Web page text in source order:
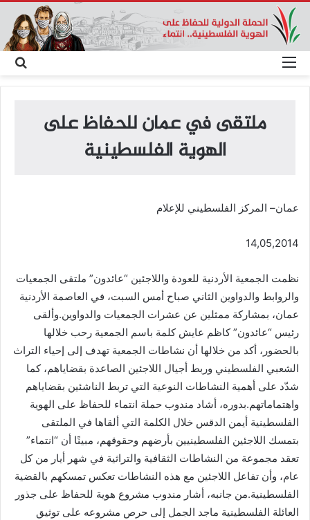
عن
القائمة
ملتقى في عمان للحفاظ على
الهوية الفلسطينية
عمان– المركز الفلسطيني للإعلام
14,05,2014
نظمت الجمعية الأردنية للعودة واللاجئين “عائدون” ملتقى الجمعيات
والروابط والدواوين الثاني صباح أمس السبت، في العاصمة الأردنية
عمان، بمشاركة ممثلين عن عشرات الجمعيات والدواوين.وألقى
رئيس “عائدون” كاظم عايش كلمة باسم الجمعية رحب خلالها
بالحضور، أكد من خلالها أن نشاطات الجمعية تهدف إلى إحياء التراث
الشعبي الفلسطيني وربط أجيال اللاجئين الصاعدة بقضاياهم، كما
شدّد على أهمية النشاطات النوعية التي تربط الناشئين بقضاياهم
واهتماماتهم.بدوره، أشاد مندوب حملة انتماء للحفاظ على الهوية
الفلسطينية أيمن الدقس خلال الكلمة التي ألقاها في الملتقى
بتمسك اللاجئين الفلسطينيين بأرضهم وحقوقهم، مبينًا أن “انتماء”
تعقد مجموعة من النشاطات الثقافية والتراثية في شهر أيار من كل
عام، وأن تفاعل اللاجئين مع هذه النشاطات تعكس تمسكهم بالقضية
الفلسطينية.من جانبه، أشار مندوب مشروع هوية للحفاظ على جذور
العائلة الفلسطينية ماجد الجمل إلى حرص مشروعه على توثيق